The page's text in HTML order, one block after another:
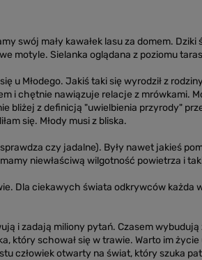
swój mały kawałek lasu za domem.
motyle. Sielanka oglądana z poziomu
u Młodego. Jakiś taki się wyrodził z
i chętnie nawiązuje relacje z mrówkami.
bliżej z definicją "uwielbienia przyrody"
się. Młody musi z bliska.
czy jadalne). Były nawet jakieś
niewłaściwą wilgotność powietrza i
Dla ciekawych świata odkrywców każda
i zadają miliony pytań. Czasem
który schował się w trawie. Warto im
człowiek otwarty na świat, który szuka